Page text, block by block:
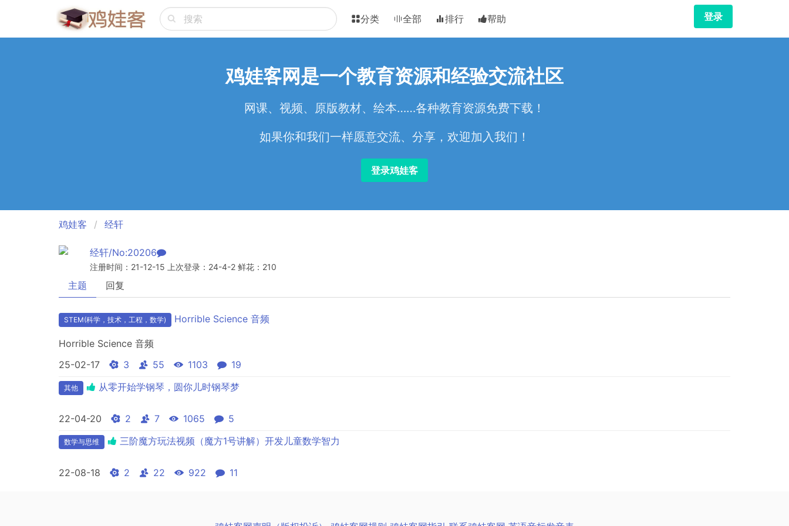
分类 全部 排行 帮助 登录
鸡娃客网是一个教育资源和经验交流社区
网课、视频、原版教材、绘本……各种教育资源免费下载！
如果你和我们一样愿意交流、分享，欢迎加入我们！
登录鸡娃客
鸡娃客 经轩
经轩/No:20206
注册时间：21-12-15 上次登录：24-4-2 鲜花：210
主题 回复
STEM(科学，技术，工程，数学) Horrible Science 音频
Horrible Science 音频
25-02-17
3 55 1103 19
其他 从零开始学钢琴，圆你儿时钢琴梦
22-04-20 2 7 1065 5
数学与思维 三阶魔方玩法视频（魔方1号讲解）开发儿童数学智力
22-08-18 2 22 922 11